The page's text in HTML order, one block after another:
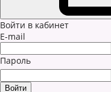
Войти в кабинет
E-mail
Пароль